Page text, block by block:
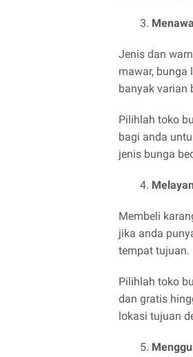
Jenis dan
mawar, bunga
banyak varian
Pilihlah toko
bagi anda
jenis bunga
Membeli
jika anda
tempat tujuan.
Pilihlah toko
dan gratis
lokasi tujuan